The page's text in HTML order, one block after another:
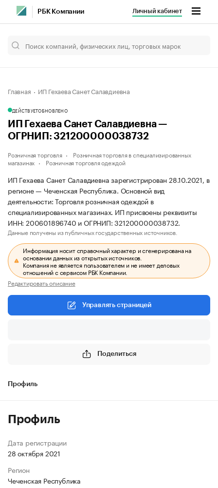
РБК Компании Личный кабинет
Главная ИП Гехаева Санет Салавдиевна
ДЕЙСТВУЕТОБНОВЛЕНО
ИП Гехаева Санет Салавдиевна —
ОГРНИП: 321200000038732
Розничная торговля
Розничная торговля в специализированных
магазинах
Розничная торговля одеждой
ИП Гехаева Санет Салавдиевна зарегистрирован 28.10.2021, в
регионе — Чеченская Республика. Основной вид
деятельности: Торговля розничная одеждой в
специализированных магазинах. ИП присвоены реквизиты
ИНН: 200601896740 и ОГРНИП: 321200000038732.
Данные получены из публичных государственных источников.
Информация носит справочный характер и сгенерирована на
основании данных из открытых источников.
Компания не является пользователем и не имеет деловых
отношений с сервисом РБК Компании.
Редактировать описание
Управлять страницей
Поделиться
Профиль
Профиль
Дата регистрации
28 октября 2021
Регион
Чеченская Республика